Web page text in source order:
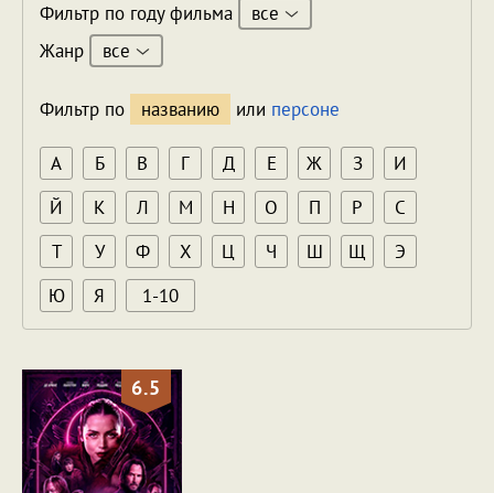
Фильтр по году фильма
все
Жанр
все
Фильтр по названию или персоне
А Б В Г Д Е Ж З
И
Й
К Л М Н О П Р
С
Т
У Ф Х Ц Ч Ш Щ
Э
Ю
Я 1-10
6.5